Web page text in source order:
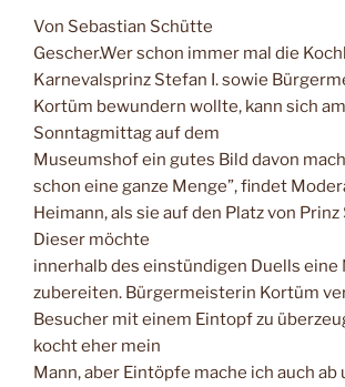
Von Sebastian Schütte
Gescher.Wer schon immer mal die
Karnevalsprinz Stefan I. sowie
Kortüm bewundern wollte, kann sich am
Sonntagmittag auf dem
Museumshof ein gutes Bild davon
schon eine ganze Menge”, findet
Heimann, als sie auf den Platz von
Dieser möchte
innerhalb des einstündigen Duells eine
zubereiten. Bürgermeisterin Kortüm
Besucher mit einem Eintopf zu
kocht eher mein
Mann, aber Eintöpfe mache ich auch ab